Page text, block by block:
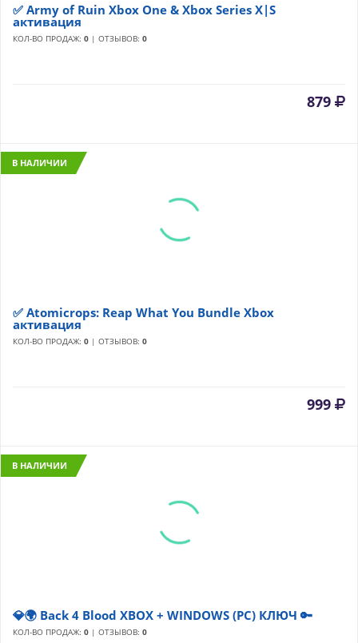
✅ Army of Ruin Xbox One & Xbox Series X|S
активация
КОЛ-ВО ПРОДАЖ: 0 | ОТЗЫВОВ: 0
879
В НАЛИЧИИ
✅ Atomicrops: Reap What You Bundle Xbox
активация
КОЛ-ВО ПРОДАЖ: 0 | ОТЗЫВОВ: 0
999
В НАЛИЧИИ
💎🌍 Back 4 Blood XBOX + WINDOWS (PC) КЛЮЧ 🔑
КОЛ-ВО ПРОДАЖ: 0 | ОТЗЫВОВ: 0